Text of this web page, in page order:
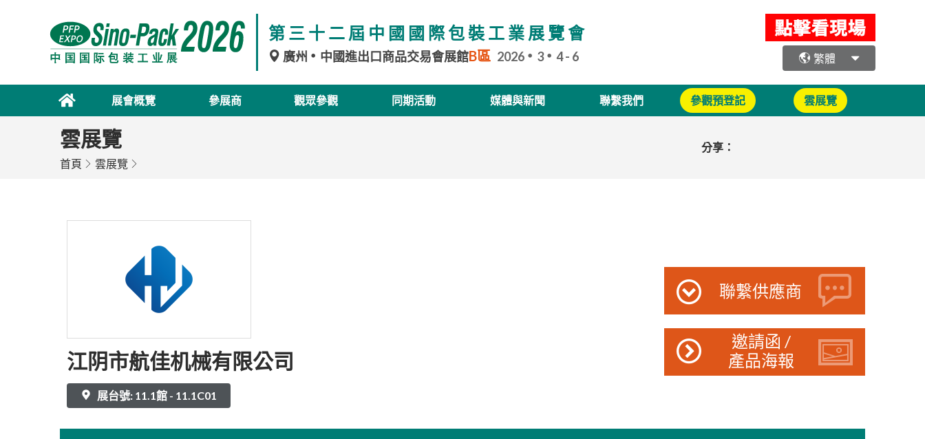
第三十二屆中國國際包裝工業展覽會
廣州 中國進出口商品交易會展館B區 2026 3 4 - 6 繁體
展會概覽 參展商 觀眾參觀 同期活動 媒體與新聞 聯繫我們 參觀預登記 雲展覽
雲展覽
首頁 雲展覽
分享：
江阴市航佳机械有限公司
展台號: 11.1館 - 11.1C01
聯繫供應商
邀請函 /
產品海報